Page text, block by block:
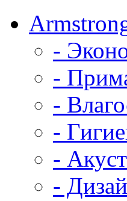
-
-
-
-
-
-